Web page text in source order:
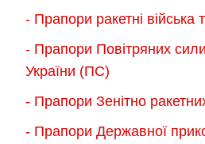
- Прапори ракетні війська
- Прапори Повітряних
України (ПС)
- Прапори Зенітно
- Прапори Державної